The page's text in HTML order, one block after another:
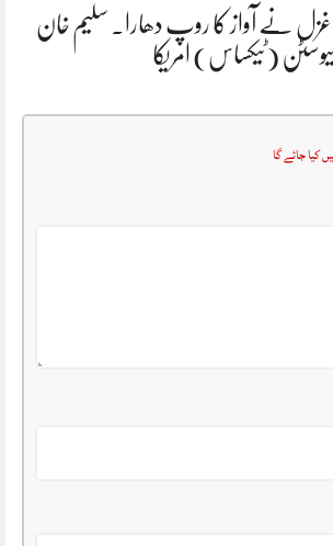
نے آواز کا روپ دھارا. سلیم خان
(ٹیکساس) امریکا
کیا جائے گا